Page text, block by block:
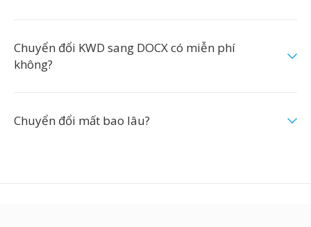
Chuyển đổi KWD sang DOCX có miễn phí
không?
Chuyển đổi mất bao lâu?